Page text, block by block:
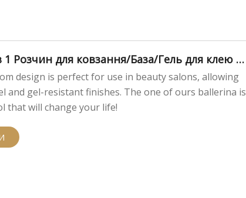
1 Розчин для ковзання/База/Гель для клею дл
design is perfect for use in beauty salons, allowing
and gel-resistant finishes. The one of ours ballerina is
that will change your life!